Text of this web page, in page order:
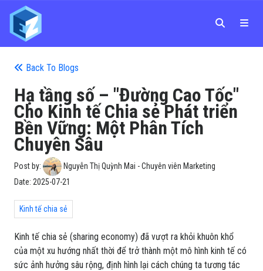
Back To Blogs
Hạ tầng số – "Đường Cao Tốc"
Cho Kinh tế Chia sẻ Phát triển
Bền Vững: Một Phân Tích
Chuyên Sâu
Post by:
Nguyễn Thị Quỳnh Mai - Chuyên viên Marketing
Date: 2025-07-21
Kinh tế chia sẻ
Kinh tế chia sẻ (sharing economy) đã vượt ra khỏi khuôn khổ
của một xu hướng nhất thời để trở thành một mô hình kinh tế có
sức ảnh hưởng sâu rộng, định hình lại cách chúng ta tương tác